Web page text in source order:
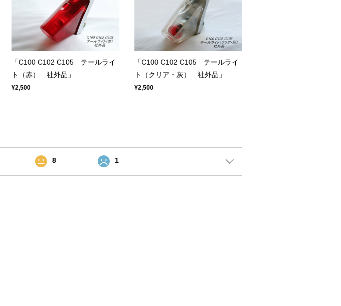
「C100 C102 C105 テールライ
ト（赤） 社外品」
¥2,500
「C100 C102 C105 テールライ
ト（クリア・灰） 社外品」
¥2,500
8 1